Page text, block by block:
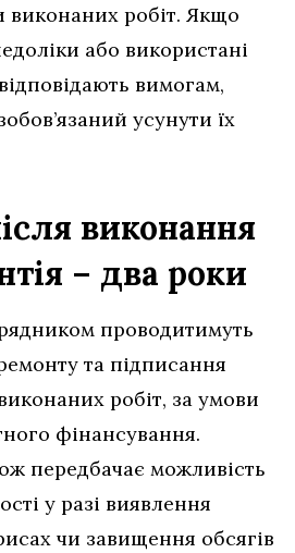
виконаних робіт. Якщо
або використані
вимогам,
усунути їх
виконання
– два роки
проводитимуть
та підписання
робіт, за умови
фінансування.
передбачає можливість
у разі виявлення
чи завищення обсягів